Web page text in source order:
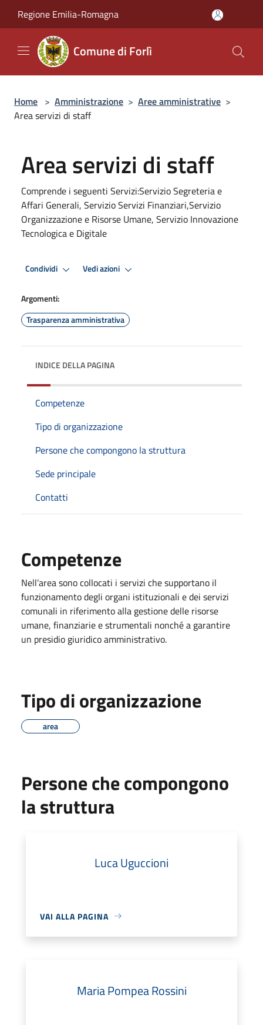
Regione Emilia-Romagna
Comune di Forlì
Home > Amministrazione > Aree amministrative >
Area servizi di staff
Area servizi di staff
Comprende i seguenti Servizi:Servizio Segreteria e
Affari Generali, Servizio Servizi Finanziari,Servizio
Organizzazione e Risorse Umane, Servizio Innovazione
Tecnologica e Digitale
Condividi Vedi azioni
Argomenti:
Trasparenza amministrativa
INDICE DELLA PAGINA
Competenze
Tipo di organizzazione
Persone che compongono la struttura
Sede principale
Contatti
Competenze
Nell’area sono collocati i servizi che supportano il
funzionamento degli organi istituzionali e dei servizi
comunali in riferimento alla gestione delle risorse
umane, finanziarie e strumentali nonché a garantire
un presidio giuridico amministrativo.
Tipo di organizzazione
area
Persone che compongono
la struttura
Luca Uguccioni
VAI ALLA PAGINA
Maria Pompea Rossini